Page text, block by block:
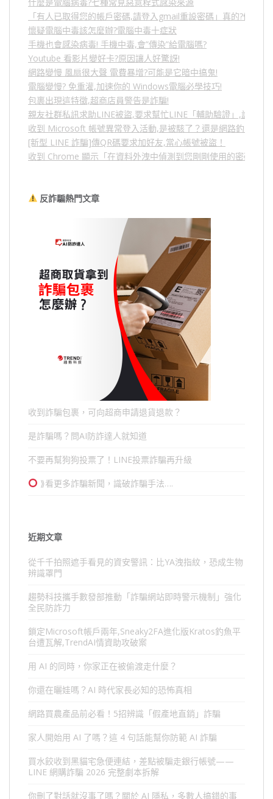
「有人已取得您的帳戶密碼,請登入gmail重設密碼」真的?假的?5
懷疑電腦中毒該怎麼辦?電腦中毒十症狀
手機也會感染病毒! 手機中毒,會”傳染”給電腦嗎?
Youtube 看影片變好卡?原因讓人好驚訝!
網路變慢 風扇很大聲 電費暴增?可能是它暗中搞鬼!
電腦變慢? 免重灌,加速你的 Windows電腦必學技巧!
包裹出現這特徵,超商店員警告是詐騙!
親友社群私訊求助LINE被盜,要求幫忙LINE「輔助驗證」,詐騙
收到 Microsoft 帳號異常登入活動,是被駭了？還是網路釣魚？
[新型 LINE 詐騙]傳QR碼要求加好友,當心帳號被盜！
收到 Chrome 顯示「在資料外洩中偵測到您剛剛使用的密碼」
反詐騙熱門文章
收到詐騙包裹，可向超商申請退貨退款？
是詐騙嗎？問AI防詐達人就知道
不要再幫狗狗投票了！LINE投票詐騙再升級
⟫看更多詐騙新聞，識破詐騙手法….
近期文章
從千千拍照遮手看見的資安警訊：比YA洩指紋，恐成生物
辨識罩門
趨勢科技攜手數發部推動「詐騙網站即時警示機制」強化
全民防詐力
鎖定Microsoft帳戶兩年,Sneaky2FA進化版Kratos釣魚平
台遭瓦解,TrendAI情資助攻破案
用 AI 的同時，你家正在被偷渡走什麼？
你還在曬娃嗎？AI 時代家長必知的恐怖真相
網路買農產品前必看！5招辨識「假產地直銷」詐騙
家人開始用 AI 了嗎？這 4 句話能幫你防範 AI 詐騙
買水餃收到黑貓宅急便連結，差點被騙走銀行帳號——
LINE 網購詐騙 2026 完整劇本拆解
你刪了對話就沒事了嗎？關於 AI 隱私，多數人搞錯的事